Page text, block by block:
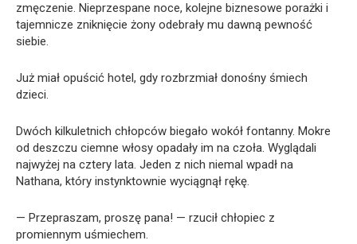
zmęczenie. Nieprzespane noce, kolejne biznesowe porażki i
tajemnicze zniknięcie żony odebrały mu dawną pewność
siebie.
Już miał opuścić hotel, gdy rozbrzmiał donośny śmiech
dzieci.
Dwóch kilkuletnich chłopców biegało wokół fontanny. Mokre
od deszczu ciemne włosy opadały im na czoła. Wyglądali
najwyżej na cztery lata. Jeden z nich niemal wpadł na
Nathana, który instynktownie wyciągnął rękę.
— Przepraszam, proszę pana! — rzucił chłopiec z
promiennym uśmiechem.